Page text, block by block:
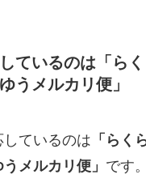
ているのは「ら
うメルカリ便」
ているのは 「らく
うメルカリ便」 です